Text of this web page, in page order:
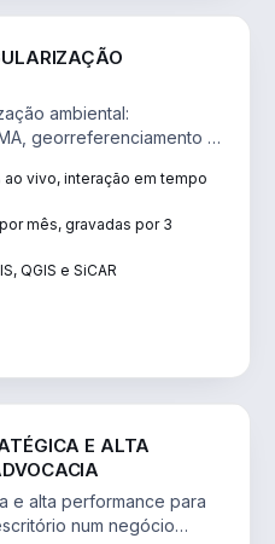
ambiental:
georreferenciamento e
ao vivo, interação em tempo
mês, gravadas por 3
QGIS e SiCAR
E ALTA
e alta performance para
num negócio